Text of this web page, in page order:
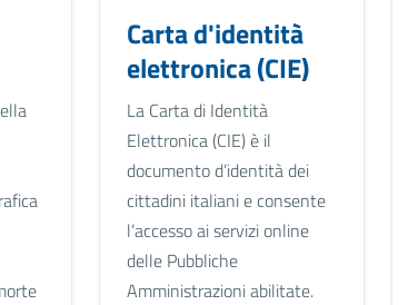
Carta d'identità
elettronica (CIE)
La Carta di Identità
Elettronica (CIE) è il
documento d’identità dei
cittadini italiani e consente
l’accesso ai servizi online
delle Pubbliche
Amministrazioni abilitate.